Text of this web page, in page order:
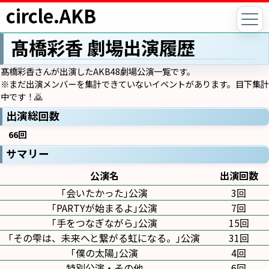
circle.AKB
髙橋彩香 劇場出演履歴
髙橋彩香さんが出演したAKB48劇場公演一覧です。
※まだ出演メンバーを集計できていないイベントがあります。目下集計
中です！🙇
出演総回数
66回
サマリー
公演名
出演回数
｢会いたかった｣公演
3回
｢PARTYが始まるよ｣公演
7回
｢手をつなぎながら｣公演
15回
｢その雫は、未来へと繋がる虹になる。｣公演
31回
｢僕の太陽｣公演
4回